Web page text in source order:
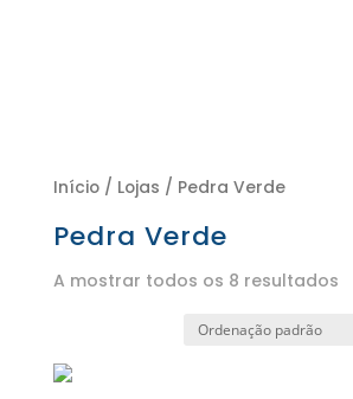
Início/ Lojas / Pedra Verde
Pedra Verde
A mostrar todos os 8 resultados